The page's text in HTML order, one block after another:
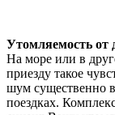
Утомляемость от
На море или в
приезду такое
шум существенно
поездках.